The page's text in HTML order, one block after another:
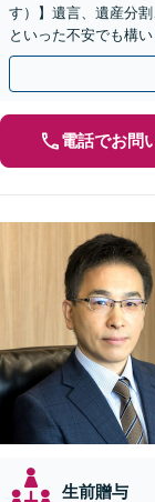
す）】遺言、遺産分
といった不安でも構い
電話でお問
生前贈与